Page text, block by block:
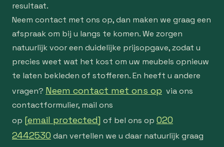
resultaat.
Neem contact met ons op, dan maken we graag een
afspraak om bij u langs te komen. We zorgen
natuurlijk voor een duidelijke prijsopgave, zodat u
precies weet wat het kost om uw meubels opnieuw
te laten bekleden of stofferen. En heeft u andere
vragen? Neem contact met ons op via ons
contactformulier, mail ons
op [email protected] of bel ons op 020
2442530 dan vertellen we u daar natuurlijk graag